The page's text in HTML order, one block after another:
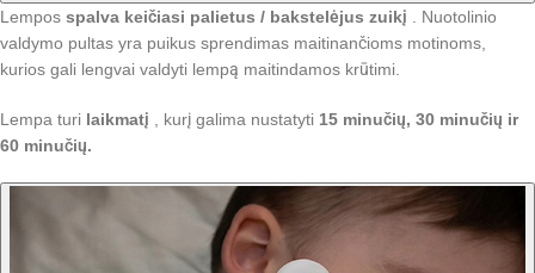
Lempos spalva keičiasi palietus / bakstelėjus zuikį . Nuotolinio
valdymo pultas yra puikus sprendimas maitinančioms motinoms,
kurios gali lengvai valdyti lempą maitindamos krūtimi.
Lempa turi laikmatį , kurį galima nustatyti 15 minučių, 30 minučių ir
60 minučių.